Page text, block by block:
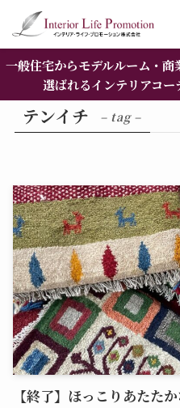
一般住宅からモデルルーム・
選ばれるインテリアコ
テンイチ – tag –
【終了】ほっこりあたた